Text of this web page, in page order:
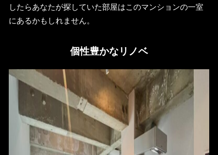
したらあなたが探していた部屋はこのマンションの一室
にあるかもしれません。
個性豊かなリノベ